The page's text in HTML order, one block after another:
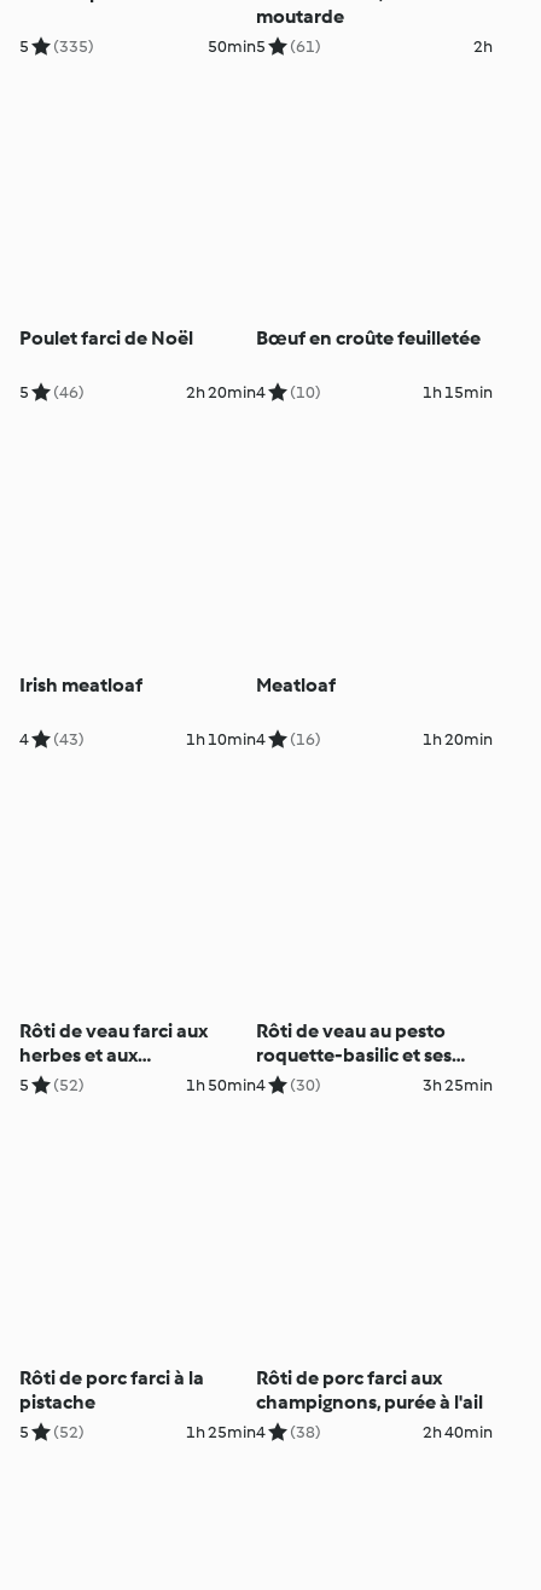
5 (335) 50min
moutarde
5 (61) 2h
Poulet farci de Noël
5 (46) 2h 20min
Bœuf en croûte feuilletée
4 (10) 1h 15min
Irish meatloaf
4 (43) 1h 10min
Meatloaf
4 (16) 1h 20min
Rôti de veau farci aux
herbes et aux
champignons
5 (52) 1h 50min
Rôti de veau au pesto
roquette-basilic et ses
légumes du soleil
4 (30) 3h 25min
Rôti de porc farci à la
pistache
5 (52) 1h 25min
Rôti de porc farci aux
champignons, purée à l'ail
4 (38) 2h 40min